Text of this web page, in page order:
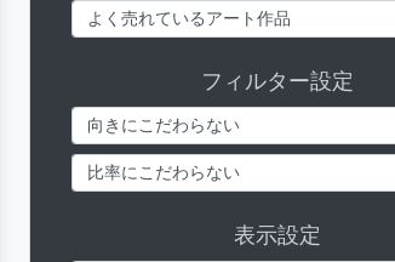
フィルター設定
表示設定